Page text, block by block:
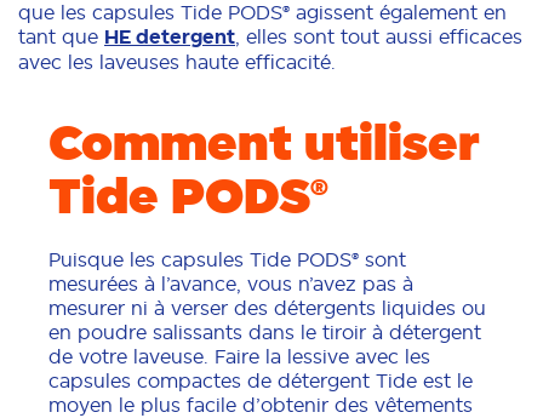
que les capsules Tide PODS® agissent également en
tant que HE detergent , elles sont tout aussi efficaces
avec les laveuses haute efficacité.
Comment utiliser
Tide PODS®
Puisque les capsules Tide PODS® sont
mesurées à l’avance, vous n’avez pas à
mesurer ni à verser des détergents liquides ou
en poudre salissants dans le tiroir à détergent
de votre laveuse. Faire la lessive avec les
capsules compactes de détergent Tide est le
moyen le plus facile d’obtenir des vêtements